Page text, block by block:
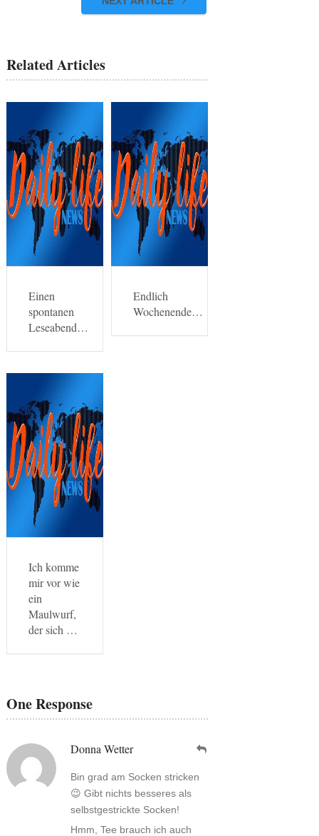
Related Articles
Einen
spontanen
Leseabend…
Endlich
Wochenende…
Ich komme
mir vor wie
ein
Maulwurf,
der sich …
One Response
Donna Wetter
Bin grad am Socken stricken
😉 Gibt nichts besseres als
selbstgestrickte Socken!
Hmm, Tee brauch ich auch